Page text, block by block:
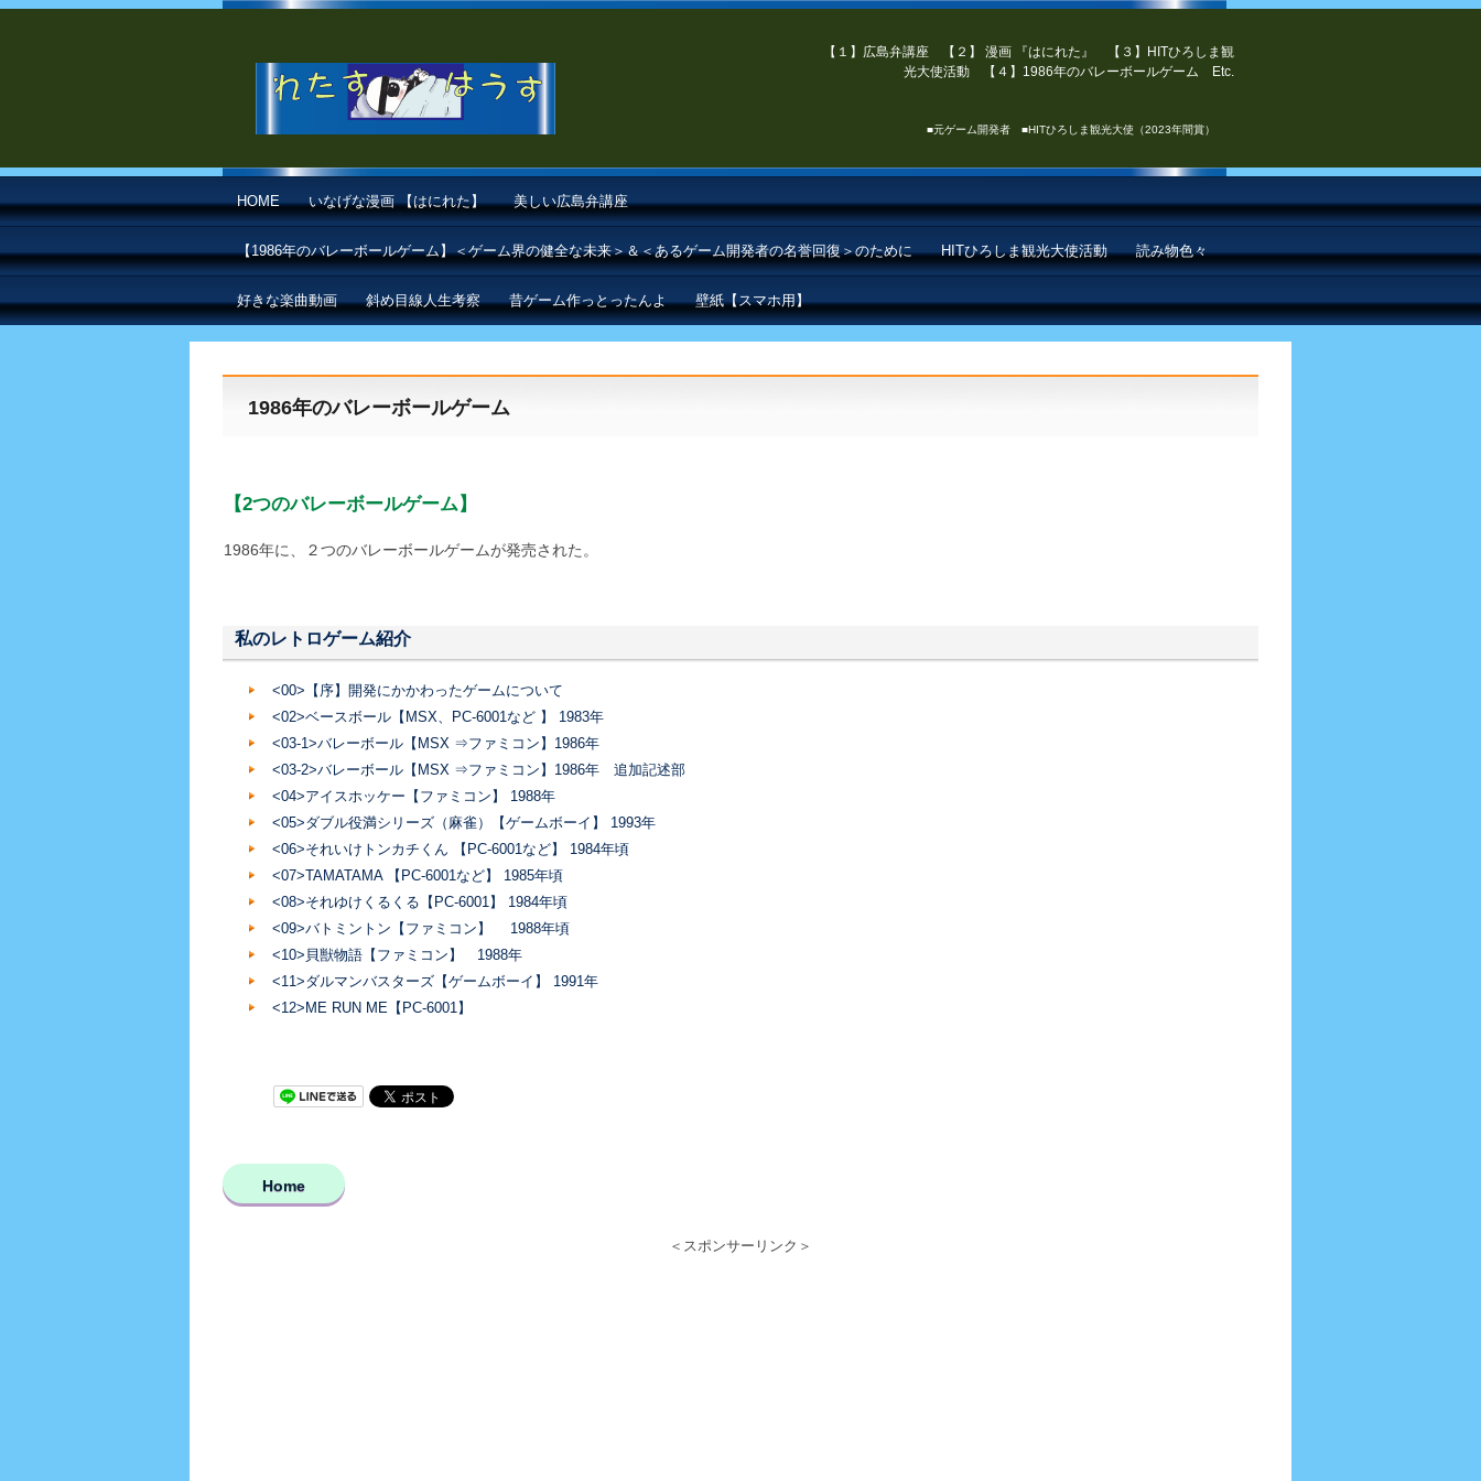
【１】広島弁講座 【２】 漫画 『はにれた』 【３】HITひろしま観
光大使活動 【４】1986年のバレーボールゲーム Etc.
■元ゲーム開発者 ■HITひろしま観光大使（2023年間賞）
HOME いなげな漫画 【はにれた】 美しい広島弁講座
【1986年のバレーボールゲーム】＜ゲーム界の健全な未来＞＆＜あるゲーム開発者の名誉回復＞のために HITひろしま観光大使活動 読み物色々
好きな楽曲動画 斜め目線人生考察 昔ゲーム作っとったんよ 壁紙【スマホ用】
1986年のバレーボールゲーム
【2つのバレーボールゲーム】
1986年に、２つのバレーボールゲームが発売された。
私のレトロゲーム紹介
<00>【序】開発にかかわったゲームについて
<02>ベースボール【MSX、PC-6001など 】 1983年
<03-1>バレーボール【MSX ⇒ファミコン】1986年
<03-2>バレーボール【MSX ⇒ファミコン】1986年 追加記述部
<04>アイスホッケー【ファミコン】 1988年
<05>ダブル役満シリーズ（麻雀）【ゲームボーイ】 1993年
<06>それいけトンカチくん 【PC-6001など】 1984年頃
<07>TAMATAMA 【PC-6001など】 1985年頃
<08>それゆけくるくる【PC-6001】 1984年頃
<09>バトミントン【ファミコン】 1988年頃
<10>貝獣物語【ファミコン】 1988年
<11>ダルマンバスターズ【ゲームボーイ】 1991年
<12>ME RUN ME【PC-6001】
Home
＜スポンサーリンク＞